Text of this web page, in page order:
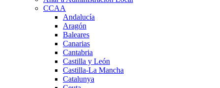
CCAA
Andalucía
Aragón
Baleares
Canarias
Cantabria
Castilla y León
Castilla-La Mancha
Catalunya